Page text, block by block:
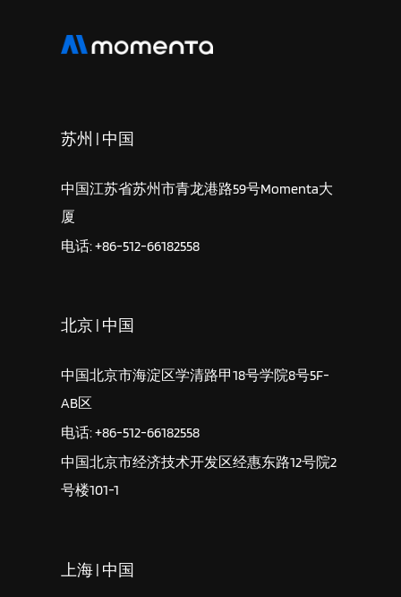
苏州 | 中国
中国江苏省苏州市青龙港路59号Momenta大
厦
电话: +86-512-66182558
北京 | 中国
中国北京市海淀区学清路甲18号学院8号5F-
AB区
电话: +86-512-66182558
中国北京市经济技术开发区经惠东路12号院2
号楼101-1
上海 | 中国